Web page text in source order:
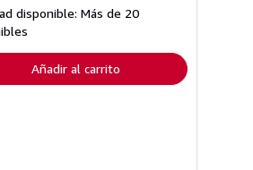
tarifas
de
disponible: Más de 20
Añadir al carrito